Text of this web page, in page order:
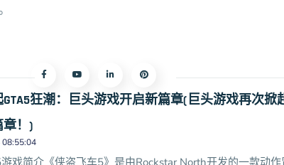
狂潮：巨头游戏开启新篇章(巨头游戏再次掀
章！)
戏简介《侠盗飞车5》是由Rockstar North开发的一款动